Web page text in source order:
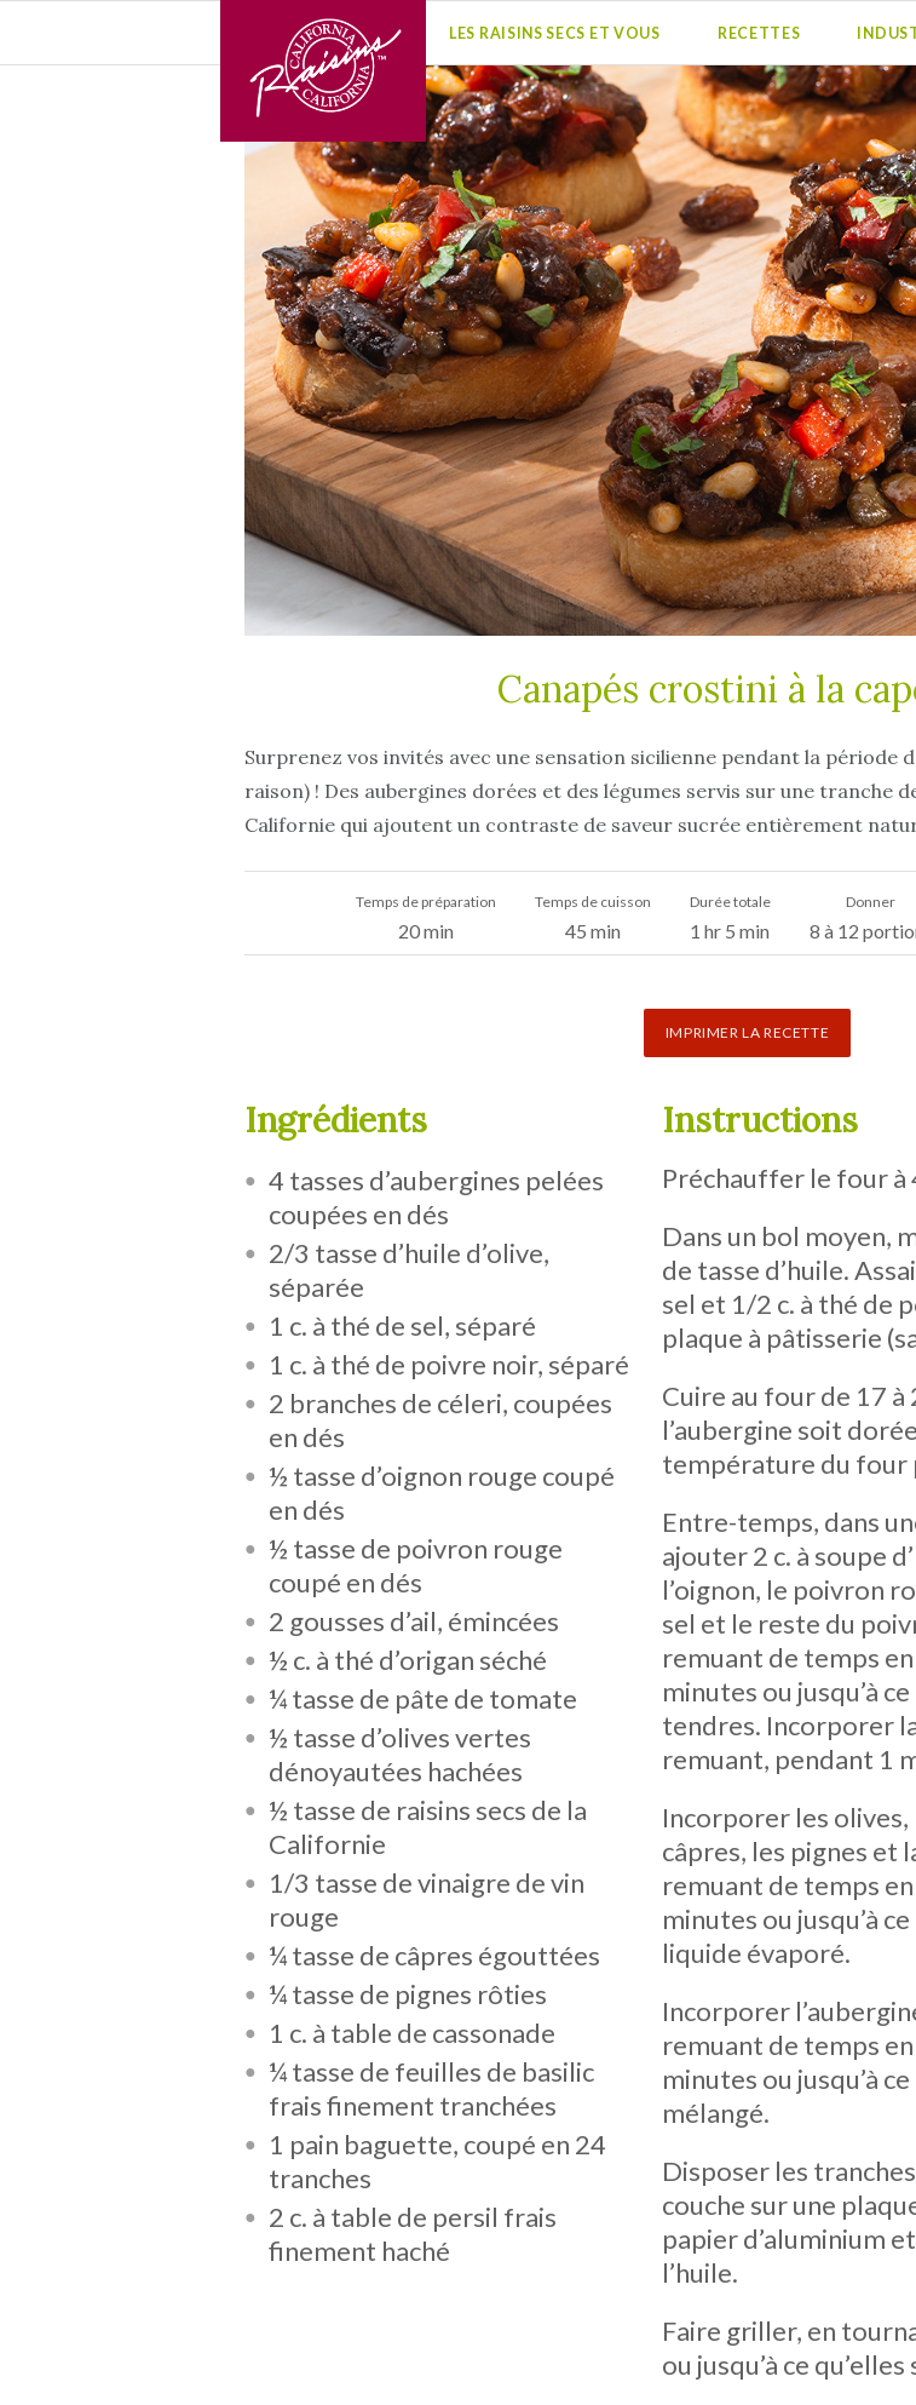
LES RAISINS SECS ET VOUS RECETTES
Canapés crostini à la
Surprenez vos invités avec une sensation sicilienne pendant la période
raison) ! Des aubergines dorées et des légumes servis sur une tranche
Californie qui ajoutent un contraste de saveur sucrée entièrement
Temps de préparation
20 min
Temps de cuisson
45 min
Durée totale
1 hr 5 min
Donner
8 à 12
IMPRIMER LA RECETTE
Ingrédients
4 tasses d’aubergines pelées
coupées en dés
2/3 tasse d’huile d’olive,
séparée
1 c. à thé de sel, séparé
1 c. à thé de poivre noir, séparé
2 branches de céleri, coupées
en dés
½ tasse d’oignon rouge coupé
en dés
½ tasse de poivron rouge
coupé en dés
2 gousses d’ail, émincées
½ c. à thé d’origan séché
¼ tasse de pâte de tomate
½ tasse d’olives vertes
dénoyautées hachées
½ tasse de raisins secs de la
Californie
1/3 tasse de vinaigre de vin
rouge
¼ tasse de câpres égouttées
¼ tasse de pignes rôties
1 c. à table de cassonade
¼ tasse de feuilles de basilic
frais finement tranchées
1 pain baguette, coupé en 24
tranches
2 c. à table de persil frais
finement haché
Instructions
Préchauffer le four à
Dans un bol moyen,
de tasse d’huile.
sel et 1/2 c. à thé de
plaque à pâtisserie
Cuire au four de 17 à
l’aubergine soit
température du four
Entre-temps, dans
ajouter 2 c. à soupe
l’oignon, le poivron
sel et le reste du
remuant de temps
minutes ou jusqu’à
tendres. Incorporer
remuant, pendant 1
Incorporer les olives,
câpres, les pignes et
remuant de temps
minutes ou jusqu’à
liquide évaporé.
Incorporer
remuant de temps
minutes ou jusqu’à
mélangé.
Disposer les
couche sur une
papier d’aluminium
l’huile.
Faire griller, en
ou jusqu’à ce